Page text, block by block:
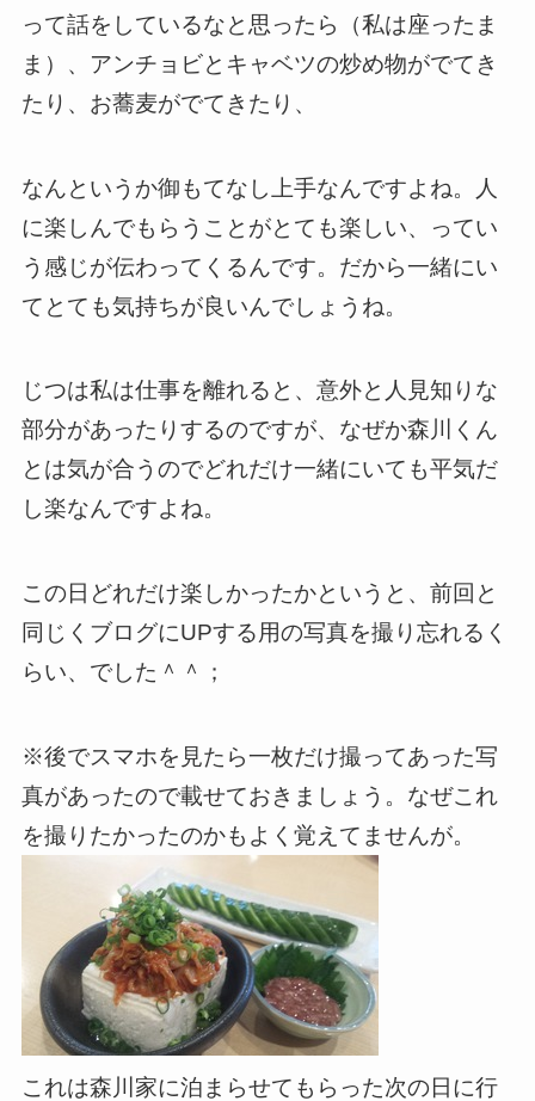
って話をしているなと思ったら（私は座ったま
ま）、アンチョビとキャベツの炒め物がでてき
たり、お蕎麦がでてきたり、
なんというか御もてなし上手なんですよね。人
に楽しんでもらうことがとても楽しい、ってい
う感じが伝わってくるんです。だから一緒にい
てとても気持ちが良いんでしょうね。
じつは私は仕事を離れると、意外と人見知りな
部分があったりするのですが、なぜか森川くん
とは気が合うのでどれだけ一緒にいても平気だ
し楽なんですよね。
この日どれだけ楽しかったかというと、前回と
同じくブログにUPする用の写真を撮り忘れるく
らい、でした＾＾；
※後でスマホを見たら一枚だけ撮ってあった写
真があったので載せておきましょう。なぜこれ
を撮りたかったのかもよく覚えてませんが。
これは森川家に泊まらせてもらった次の日に行